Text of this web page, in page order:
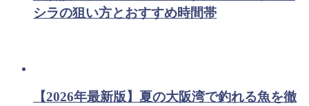
シラの狙い方とおすすめ時間帯
【2026年最新版】夏の大阪湾で釣れる魚を徹